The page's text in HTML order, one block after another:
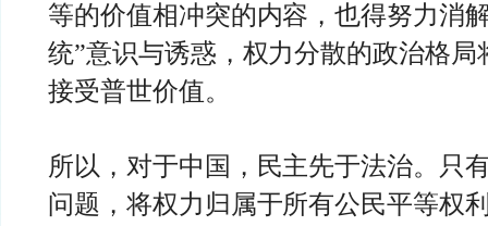
等的价值相冲突的内容，也得努力消
统”意识与诱惑，权力分散的政治格局
接受普世价值。
所以，对于中国，民主先于法治。只
问题，将权力归属于所有公民平等权